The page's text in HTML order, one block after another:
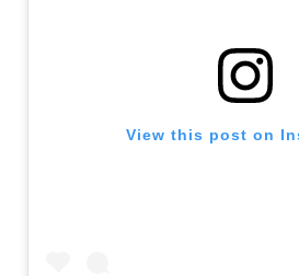
View this post on